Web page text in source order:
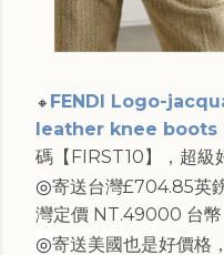
🔸 FENDI Logo-
leather knee boots
碼【FIRST10】，超級
◎寄送台灣£704.85英
灣定價 NT.49000 台幣
◎寄送美國也是好價格